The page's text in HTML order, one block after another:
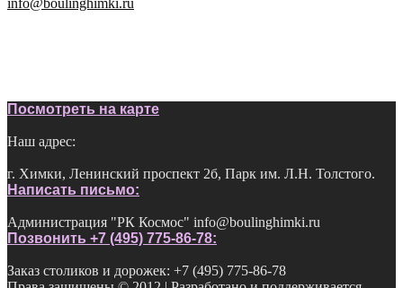
Посмотреть на карте
Наш адрес:
г. Химки, Ленинский проспект 2б, Парк им. Л.Н. Толстого.
Написать письмо:
Администрация "РК Космос" info@boulinghimki.ru
Позвонить +7 (495) 775-86-78:
Заказ столиков и дорожек: +7 (495) 775-86-78